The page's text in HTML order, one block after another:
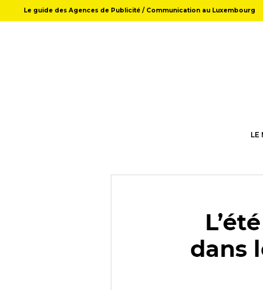
Le guide des Agences de Publicité / Communication au Luxembourg
LE